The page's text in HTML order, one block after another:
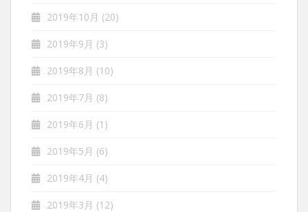
2019年10月 (20)
2019年9月 (3)
2019年8月 (10)
2019年7月 (8)
2019年6月 (1)
2019年5月 (6)
2019年4月 (4)
2019年3月 (12)